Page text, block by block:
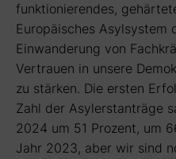
funktionierendes,
Europäisches Asylsystem
Einwanderung von
Vertrauen in unsere
zu stärken. Die ersten
Zahl der Asylerstanträge
2024 um 51 Prozent, um
Jahr 2023, aber wir sind